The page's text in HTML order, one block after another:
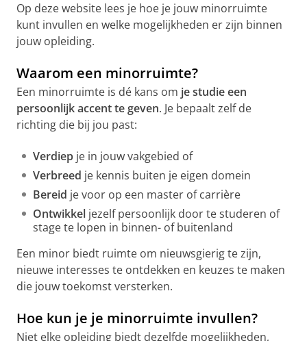
Op deze website lees je hoe je jouw minorruimte
kunt invullen en welke mogelijkheden er zijn binnen
jouw opleiding.
Waarom een minorruimte?
Een minorruimte is dé kans om je studie een
persoonlijk accent te geven. Je bepaalt zelf de
richting die bij jou past:
Verdiep je in jouw vakgebied of
Verbreed je kennis buiten je eigen domein
Bereid je voor op een master of carrière
Ontwikkel jezelf persoonlijk door te studeren of
stage te lopen in binnen- of buitenland
Een minor biedt ruimte om nieuwsgierig te zijn,
nieuwe interesses te ontdekken en keuzes te maken
die jouw toekomst versterken.
Hoe kun je je minorruimte invullen?
Niet elke opleiding biedt dezelfde mogelijkheden,